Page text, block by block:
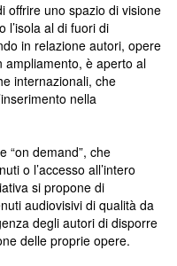
offrire uno spazio di visione
l’isola al di fuori di
in relazione autori, opere
ampliamento, è aperto al
internazionali, che
nella
“on demand”, che
o l’accesso all’intero
si propone di
audiovisivi di qualità da
degli autori di disporre
delle proprie opere.